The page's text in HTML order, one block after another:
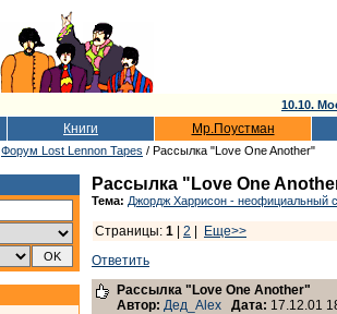
10.10.
Книги Мр.Поустман
Форум Lost Lennon Tapes / Рассылка "Love One Another"
Рассылка "Love One
Тема: Джордж Харрисон - неофициальный
Страницы: 1 2
Еще>>
Ответить
Рассылка "Love One Another"
Автор: Дед_Alex Дата: 17.12.01